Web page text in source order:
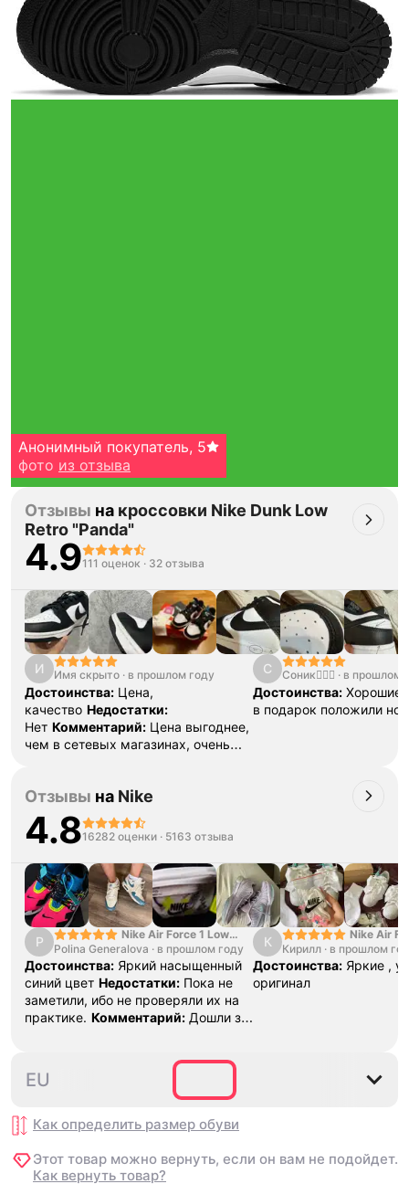
Тройная гарантия
оригинальности
Товар сертифицирован и опломбирован.
Проверяем на оригинальность
по 16 параметрам.
Если придёт подделка — вернём деньги
в трёхкратном размере.
Как мы провеяем товары
Анонимный покупатель, 5
фото из отзыва
Отзывы на кроссовки Nike Dunk Low
Retro "Panda"
4.9111 оценок · 32 отзыва
И Имя скрыто · в прошлом году
Достоинства: Цена,
качество Недостатки:
Нет Комментарий: Цена выгоднее,
чем в сетевых магазинах, очень
С Соник🧛🏼‍♀️ · в прошлом
Достоинства: Хорошие
в подарок положили
Отзывы на Nike
4.816282 оценки · 5163 отзыва
P
Nike Air Force 1 Low
College Pack White
Blue
Polina Generalova · в прошлом году
Достоинства: Яркий насыщенный
синий цвет Недостатки: Пока не
заметили, ибо не проверяли их на
практике. Комментарий: Дошли за
К
Nike Air
Yellow
Кирилл · в прошлом
Достоинства: Яркие ,
оригинал
41
EU
Как определить размер обуви
Этот товар можно вернуть, если он вам не подойдет.
Как вернуть товар?